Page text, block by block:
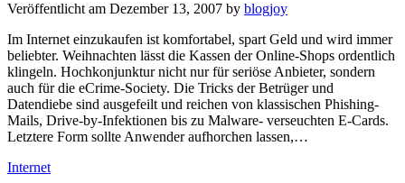
Veröffentlicht am Dezember 13, 2007 by blogjoy
Im Internet einzukaufen ist komfortabel, spart Geld und wird immer
beliebter. Weihnachten lässt die Kassen der Online-Shops ordentlich
klingeln. Hochkonjunktur nicht nur für seriöse Anbieter, sondern
auch für die eCrime-Society. Die Tricks der Betrüger und
Datendiebe sind ausgefeilt und reichen von klassischen Phishing-
Mails, Drive-by-Infektionen bis zu Malware- verseuchten E-Cards.
Letztere Form sollte Anwender aufhorchen lassen,…
Kategorien
Internet